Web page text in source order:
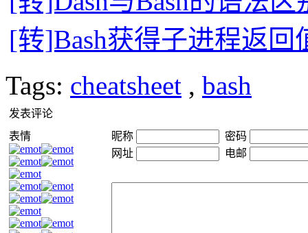
[转]Bash获得子进程返回
Tags: cheatsheet , bash
发表评论
表情
昵称
密码
网址
电邮